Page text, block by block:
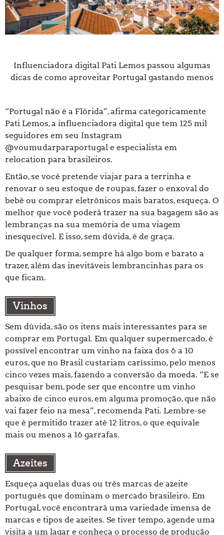
Influenciadora digital Pati Lemos passou algumas
dicas de como aproveitar Portugal gastando menos
“Portugal não é a Flórida”, afirma categoricamente
Pati Lemos, a influenciadora digital que tem 125 mil
seguidores em seu Instagram
@voumudarparaportugal e especialista em
relocation para brasileiros.
Então, se você pretende viajar para a terrinha e
renovar o seu estoque de roupas, fazer o enxoval do
bebê ou comprar eletrônicos mais baratos, esqueça. O
melhor que você poderá trazer na sua bagagem são as
lembranças na sua memória de uma viagem
inesquecível. E isso, sem dúvida, é de graça.
De qualquer forma, sempre há algo bom e barato a
trazer, além das inevitáveis lembrancinhas para os
que ficam.
Vinhos
Sem dúvida, são os itens mais interessantes para se
comprar em Portugal. Em qualquer supermercado, é
possível encontrar um vinho na faixa dos 6 a 10
euros, que no Brasil custariam caríssimo, pelo menos
cinco vezes mais, fazendo a conversão da moeda. “E se
pesquisar bem, pode ser que encontre um vinho
abaixo de cinco euros, em alguma promoção, que não
vai fazer feio na mesa”, recomenda Pati. Lembre-se
que é permitido trazer até 12 litros, o que equivale
mais ou menos a 16 garrafas.
Azeites
Esqueça aquelas duas ou três marcas de azeite
português que dominam o mercado brasileiro. Em
Portugal, você encontrará uma variedade imensa de
marcas e tipos de azeites. Se tiver tempo, agende uma
visita a um lagar e conheça o processo de produção